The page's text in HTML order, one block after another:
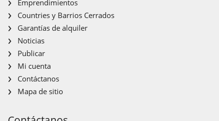
Emprendimientos
Countries y Barrios Cerrados
Garantías de alquiler
Noticias
Publicar
Mi cuenta
Contáctanos
Mapa de sitio